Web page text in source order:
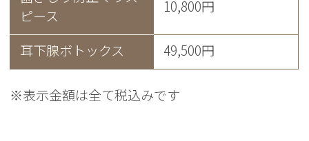
ピース
10,800円
耳下腺ボトックス 49,500円
※表示金額は全て税込みです